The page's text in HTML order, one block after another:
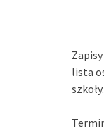
lista
szkoły.